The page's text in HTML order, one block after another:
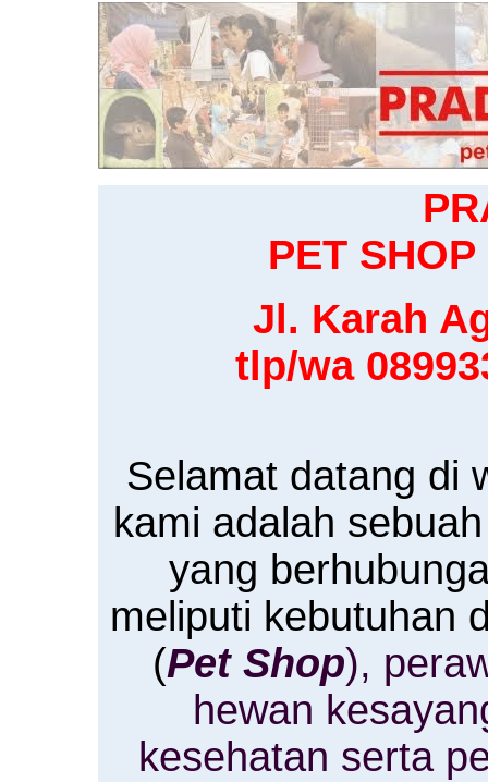
PET
Jl. Karah
tlp/wa
Selamat datang di
kami adalah
yang
meliputi kebutuhan
(Pet Shop),
hewan
kesehatan serta